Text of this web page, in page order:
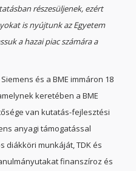
részesüljenek, ezért
is nyújtunk az Egyetem
a hazai piac számára a
és a BME immáron 18
keretében a BME
van kutatás-fejlesztési
anyagi támogatással
diákköri munkáját, TDK és
finanszíroz és